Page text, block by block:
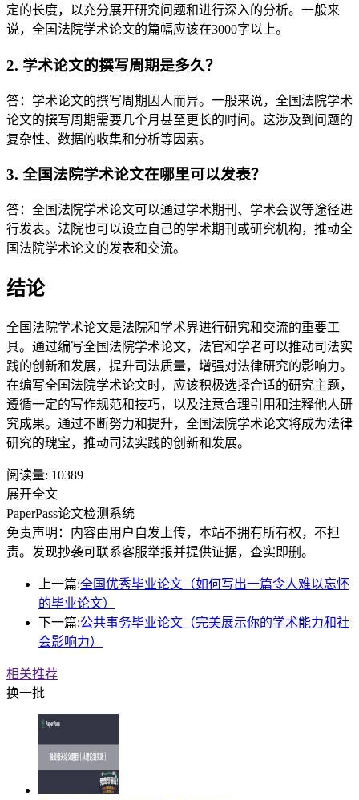
定的长度，以充分展开研究问题和进行深入的分析。一般来
说，全国法院学术论文的篇幅应该在3000字以上。
2. 学术论文的撰写周期是多久？
答：学术论文的撰写周期因人而异。一般来说，全国法院学术
论文的撰写周期需要几个月甚至更长的时间。这涉及到问题的
复杂性、数据的收集和分析等因素。
3. 全国法院学术论文在哪里可以发表？
答：全国法院学术论文可以通过学术期刊、学术会议等途径进
行发表。法院也可以设立自己的学术期刊或研究机构，推动全
国法院学术论文的发表和交流。
结论
全国法院学术论文是法院和学术界进行研究和交流的重要工
具。通过编写全国法院学术论文，法官和学者可以推动司法实
践的创新和发展，提升司法质量，增强对法律研究的影响力。
在编写全国法院学术论文时，应该积极选择合适的研究主题，
遵循一定的写作规范和技巧，以及注意合理引用和注释他人研
究成果。通过不断努力和提升，全国法院学术论文将成为法律
研究的瑰宝，推动司法实践的创新和发展。
阅读量: 10389
展开全文
PaperPass论文检测系统
免责声明：内容由用户自发上传，本站不拥有所有权，不担
责。发现抄袭可联系客服举报并提供证据，查实即删。
上一篇:全国优秀毕业论文（如何写出一篇令人难以忘怀
的毕业论文）
下一篇:公共事务毕业论文（完美展示你的学术能力和社
会影响力）
相关推荐
换一批